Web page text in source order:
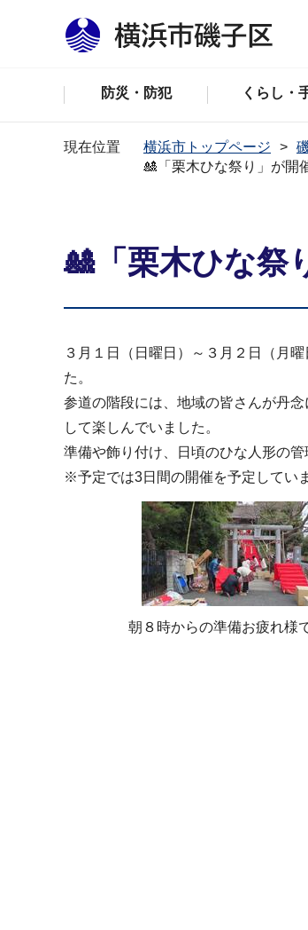
防災・防犯 くらし・
現在位置 横浜市トップページ
🎎「栗木ひな祭り」が開
🎎「栗木ひな祭
３月１日（日曜日）～３月２日（月
た。
参道の階段には、地域の皆さんが丹
して楽しんでいました。
準備や飾り付け、日頃のひな人形の
※予定では3日間の開催を予定してい
朝８時からの準備お疲れ様